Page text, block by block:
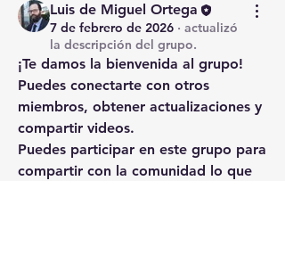
Luis de Miguel Ortega
7 de febrero de 2026 · actualizó
la descripción del grupo.
¡Te damos la bienvenida al grupo!
Puedes conectarte con otros
miembros, obtener actualizaciones y
compartir videos.
Puedes participar en este grupo para
compartir con la comunidad lo que